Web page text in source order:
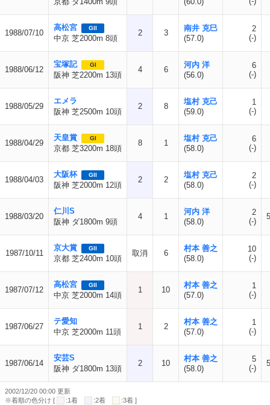
1988/07/10
高松宮 GII
中京 芝2000m 8頭
2 3
南井 克巳
(57.0)
2
(-)
1988/06/12
宝塚記 GI
阪神 芝2200m 13頭
4 6
河内 洋
(56.0)
6
(-)
1988/05/29
エメラ
阪神 芝2500m 10頭
2 8
塩村 克己
(59.0)
1
(-)
1988/04/29
天皇賞 GI
京都 芝3200m 18頭
8 1
塩村 克己
(58.0)
6
(-)
1988/04/03
大阪杯 GII
阪神 芝2000m 12頭
2 2
塩村 克己
(58.0)
2
(-)
1988/03/20
仁川S
阪神 ダ1800m 9頭
4 1
河内 洋
(58.0)
2
(-)
1987/10/11
京大賞 GII
京都 芝2400m 10頭
取消 6
村本 善之
(58.0)
10
(-)
1987/07/12
高松宮 GII
中京 芝2000m 14頭
1 10
村本 善之
(57.0)
1
(-)
1987/06/27
テ愛知
中京 芝2000m 11頭
1 2
村本 善之
(57.0)
1
(-)
1987/06/14
安芸S
阪神 ダ1800m 13頭
2 10
村本 善之
(58.0)
5
(-)
2002/12/20 00:00 更新
※着順の色分け [
:1着 :2着
:3着 ]